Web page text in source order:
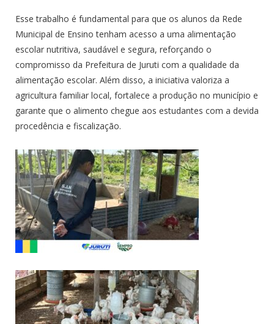
Esse trabalho é fundamental para que os alunos da Rede
Municipal de Ensino tenham acesso a uma alimentação
escolar nutritiva, saudável e segura, reforçando o
compromisso da Prefeitura de Juruti com a qualidade da
alimentação escolar. Além disso, a iniciativa valoriza a
agricultura familiar local, fortalece a produção no município e
garante que o alimento chegue aos estudantes com a devida
procedência e fiscalização.